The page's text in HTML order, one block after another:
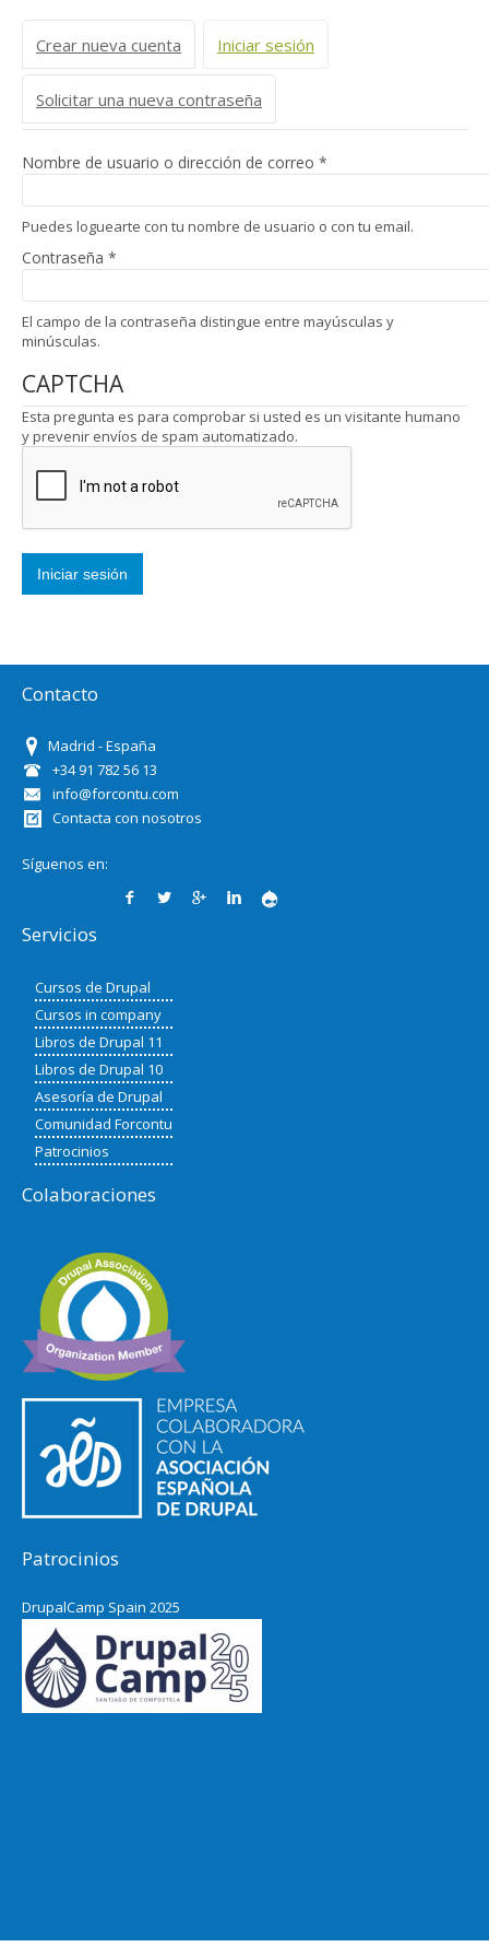
Solapas principales
Crear nueva cuenta Iniciar sesión
Solicitar una nueva contraseña
Nombre de usuario o dirección de correo *
Puedes loguearte con tu nombre de usuario o con tu email.
Contraseña *
El campo de la contraseña distingue entre mayúsculas y
minúsculas.
CAPTCHA
Esta pregunta es para comprobar si usted es un visitante humano
y prevenir envíos de spam automatizado.
Contacto
Madrid - España
+34 91 782 56 13
info@forcontu.com
Contacta con nosotros
Síguenos en:
Servicios
Cursos de Drupal
Cursos in company
Libros de Drupal 11
Libros de Drupal 10
Asesoría de Drupal
Comunidad Forcontu
Patrocinios
Colaboraciones
Patrocinios
DrupalCamp Spain 2025
Pacific Northwest Drupal Summit
2024